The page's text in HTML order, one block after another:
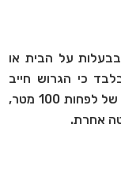
על הבית או
כי הגרוש חייב
להתרחק מהגרושה וממקום מגוריה במרחק של לפחות 100 מטר,
אחרת.